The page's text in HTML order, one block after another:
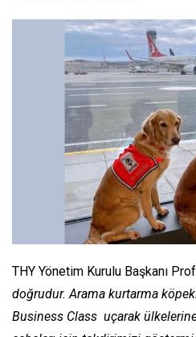
THY Yönetim Kurulu Başkanı
doğrudur. Arama kurtarma
Business Class uçarak